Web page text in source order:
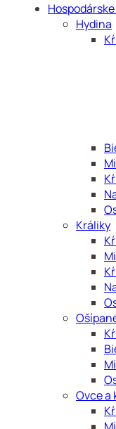
Hydina
Králiky
Ovce a